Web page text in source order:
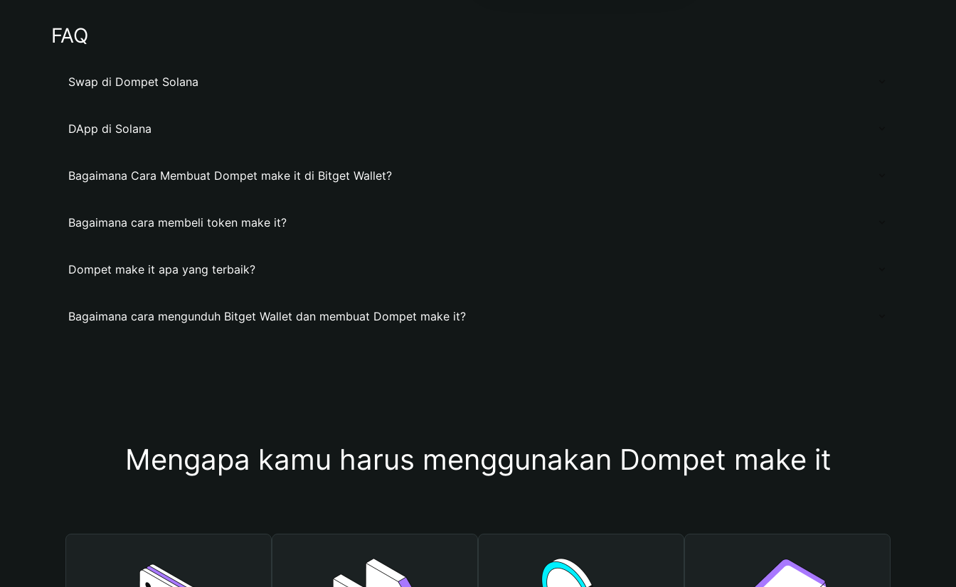
FAQ
Swap di Dompet Solana
DApp di Solana
Bagaimana Cara Membuat Dompet make it di Bitget Wallet?
Bagaimana cara membeli token make it?
Dompet make it apa yang terbaik?
Bagaimana cara mengunduh Bitget Wallet dan membuat Dompet make it?
Mengapa kamu harus menggunakan Dompet make it